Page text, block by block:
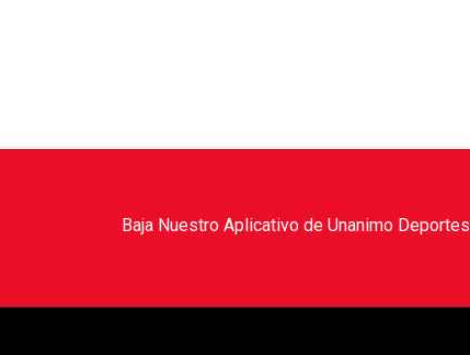
Baja Nuestro Aplicativo de Unanimo Deportes